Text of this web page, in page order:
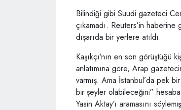
Bilindiği gibi Suudi gazeteci
çıkamadı. Reuters’in
dışarıda bir yerlere atıldı.
Kaşıkçı’nın en son görüştüğü
anlatımına göre, Arap
varmış. Ama İstanbul’da pek
bir şeyler olabileceğini” hesaba
Yasin Aktay’ı aramasını